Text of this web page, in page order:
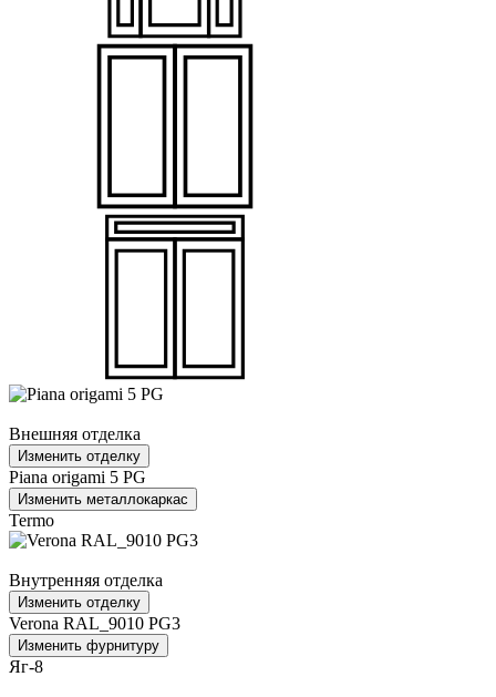
Внешняя отделка
Изменить отделку
Piana origami 5 PG
Изменить металлокаркас
Termo
Внутренняя отделка
Изменить отделку
Verona RAL_9010 PG3
Изменить фурнитуру
Яг-8